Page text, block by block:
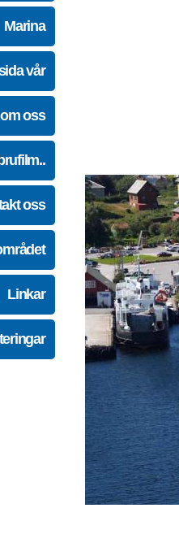
Marina
vår
oss
oss
Linkar